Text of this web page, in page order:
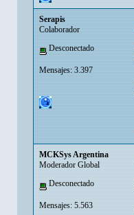
Serapis
Colaborador
Desconectado
Mensajes: 3.397
MCKSys Argentina
Moderador Global
Desconectado
Mensajes: 5.563